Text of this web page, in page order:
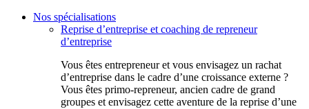
Nos spécialisations
Reprise d’entreprise et coaching de repreneur
d’entreprise
Vous êtes entrepreneur et vous envisagez un rachat
d’entreprise dans le cadre d’une croissance externe ?
Vous êtes primo-repreneur, ancien cadre de grand
groupes et envisagez cette aventure de la reprise d’une